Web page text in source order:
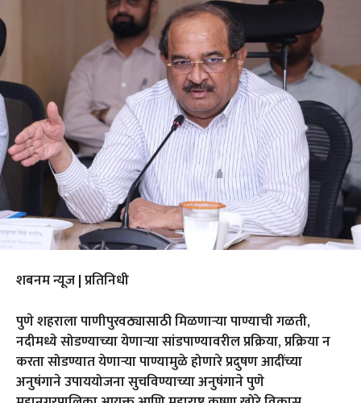
शबनम न्यूज | प्रतिनिधी
पुणे शहराला पाणीपुरवठ्यासाठी मिळणाऱ्या पाण्याची गळती,
नदीमध्ये सोडण्याच्या येणाऱ्या सांडपाण्यावरील प्रक्रिया, प्रक्रिया न
करता सोडण्यात येणाऱ्या पाण्यामुळे होणारे प्रदुषण आदींच्या
अनुषंगाने उपाययोजना सुचविण्याच्या अनुषंगाने पुणे